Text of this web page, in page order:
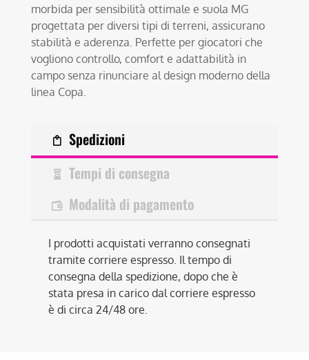
morbida per sensibilità ottimale e suola MG
progettata per diversi tipi di terreni, assicurano
stabilità e aderenza. Perfette per giocatori che
vogliono controllo, comfort e adattabilità in
campo senza rinunciare al design moderno della
linea Copa.
Spedizioni
Tempi di consegna
Modalità di pagamento
I prodotti acquistati verranno consegnati
tramite corriere espresso. Il tempo di
consegna della spedizione, dopo che è
stata presa in carico dal corriere espresso
è di circa 24/48 ore.